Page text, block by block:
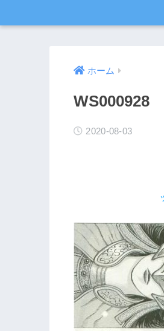
ホーム
WS000928
2020-08-03